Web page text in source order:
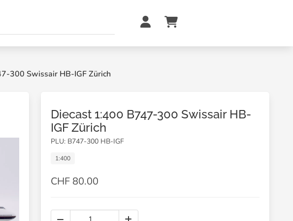
300 Swissair HB-IGF Zürich
Diecast 1:400 B747-300 Swissair HB-
IGF Zürich
PLU: B747-300 HB-IGF
1:400
CHF 80.00